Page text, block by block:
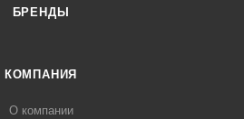
БРЕНДЫ
КОМПАНИЯ
О компании